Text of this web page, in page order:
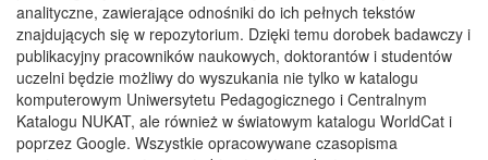
analityczne, zawierające odnośniki do ich pełnych tekstów
znajdujących się w repozytorium. Dzięki temu dorobek badawczy i
publikacyjny pracowników naukowych, doktorantów i studentów
uczelni będzie możliwy do wyszukania nie tylko w katalogu
komputerowym Uniwersytetu Pedagogicznego i Centralnym
Katalogu NUKAT, ale również w światowym katalogu WorldCat i
poprzez Google. Wszystkie opracowywane czasopisma